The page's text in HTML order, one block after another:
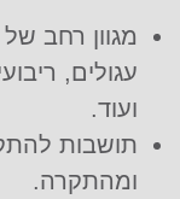
מגוון רחב
עגולים,
ועוד.
תושבות
ומהתקרה.